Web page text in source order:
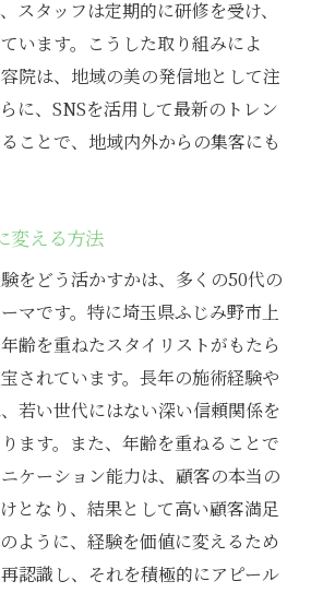
スタッフは定期的に研修を受け、
います。こうした取り組みによ
院は、地域の美の発信地として注
に、SNSを活用して最新のトレン
ことで、地域内外からの集客にも
変える方法
をどう活かすかは、多くの50代の
マです。特に埼玉県ふじみ野市上
齢を重ねたスタイリストがもたら
されています。長年の施術経験や
若い世代にはない深い信頼関係を
ます。また、年齢を重ねることで
ケーション能力は、顧客の本当の
となり、結果として高い顧客満足
ように、経験を価値に変えるため
認識し、それを積極的にアピール